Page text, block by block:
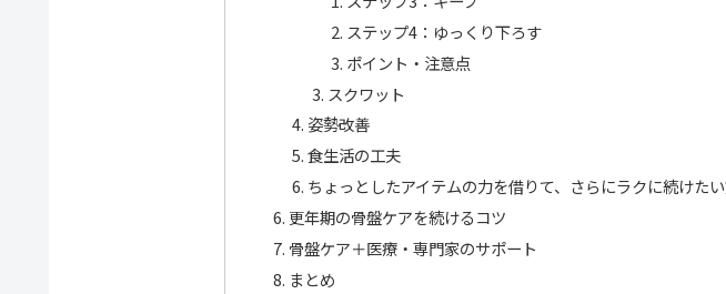
ステップ4：ゆっくり下ろす
ポイント・注意点
スクワット
姿勢改善
食生活の工夫
ちょっとしたアイテムの力を借りて、さらにラクに続けた
更年期の骨盤ケアを続けるコツ
骨盤ケア＋医療・専門家のサポート
まとめ